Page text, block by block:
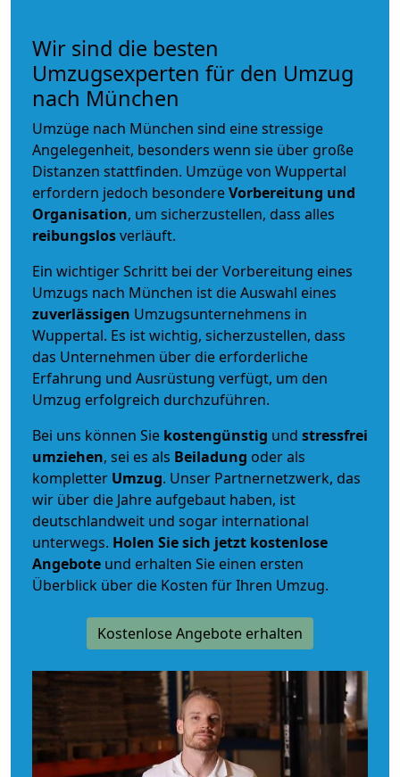
Wir sind die besten
Umzugsexperten für den Umzug
nach München
Umzüge nach München sind eine stressige
Angelegenheit, besonders wenn sie über große
Distanzen stattfinden. Umzüge von Wuppertal
erfordern jedoch besondereVorbereitung und
Organisation, um sicherzustellen, dass alles
reibungslosverläuft.
Ein wichtiger Schritt bei der Vorbereitung eines
Umzugs nach München ist die Auswahl eines
zuverlässigen Umzugsunternehmens in
Wuppertal. Es ist wichtig, sicherzustellen, dass
das Unternehmen über die erforderliche
Erfahrung und Ausrüstung verfügt, um den
Umzug erfolgreich durchzuführen.
Bei uns können Sie kostengünstig und stressfrei
umziehen, sei es als Beiladung oder als
kompletter Umzug. Unser Partnernetzwerk, das
wir über die Jahre aufgebaut haben, ist
deutschlandweit und sogar international
unterwegs. Holen Sie sich jetzt kostenlose
Angebote und erhalten Sie einen ersten
Überblick über die Kosten für Ihren Umzug.
Kostenlose Angebote erhalten